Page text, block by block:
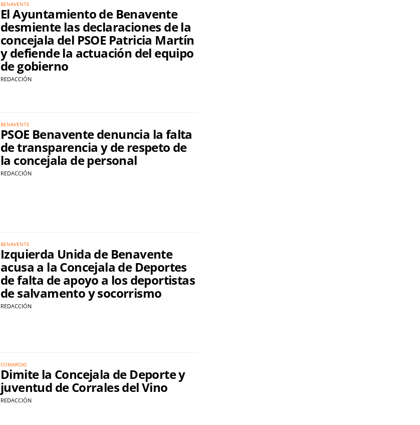
BENAVENTE
El Ayuntamiento de Benavente
desmiente las declaraciones de la
concejala del PSOE Patricia Martín
y defiende la actuación del equipo
de gobierno
REDACCIÓN
BENAVENTE
PSOE Benavente denuncia la falta
de transparencia y de respeto de
la concejala de personal
REDACCIÓN
BENAVENTE
Izquierda Unida de Benavente
acusa a la Concejala de Deportes
de falta de apoyo a los deportistas
de salvamento y socorrismo
REDACCIÓN
COMARCAS
Dimite la Concejala de Deporte y
juventud de Corrales del Vino
REDACCIÓN